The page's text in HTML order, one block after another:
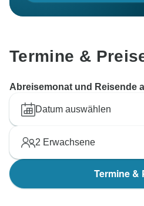
Termine &
Abreisemonat und Reisende
Datum auswählen
2 Erwachsene
Termine &